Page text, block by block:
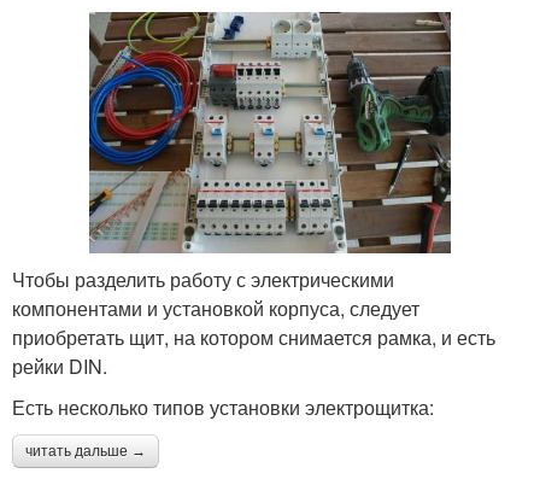
Чтобы разделить работу с электрическими
компонентами и установкой корпуса, следует
приобретать щит, на котором снимается рамка, и есть
рейки DIN.
Есть несколько типов установки электрощитка:
читать дальше →